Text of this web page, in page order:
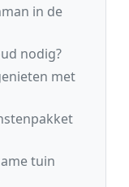
in de
nodig?
met
tuin